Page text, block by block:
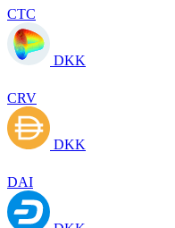
CTC
DKK
CRV
DKK
DAI